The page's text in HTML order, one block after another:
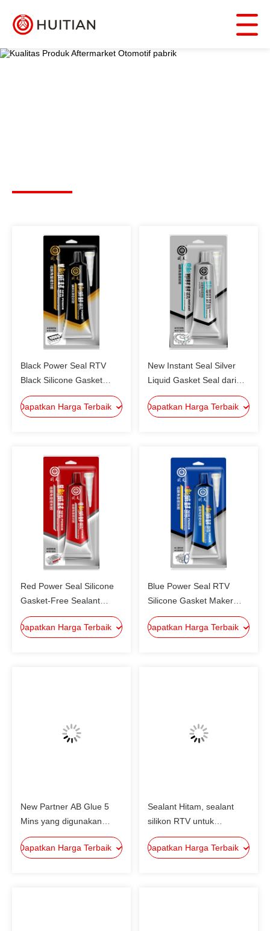
Black Power Seal RTV
Black Silicone Gasket
Maker, TOP1 di Cina,
Kinerja Tinggi Dan Biaya
Dapatkan Harga Terbaik
New Instant Seal Silver
Liquid Gasket Seal dari
peralatan mekanik, poros
mikro dan menengah,
Dapatkan Harga Terbaik
Red Power Seal Silicone
Gasket-Free Sealant
untuk High-Performance
Engineering Adhesive
Dapatkan Harga Terbaik
Blue Power Seal RTV
Silicone Gasket Maker
Untuk Mesin Seal, High
Heat RTV Silicone Sealant
Dapatkan Harga Terbaik
New Partner AB Glue 5
Mins yang digunakan
untuk penyatuan diri dan
saling penyatuan logam,
Dapatkan Harga Terbaik
Sealant Hitam, sealant
silikon RTV untuk
perbaikan mobil: 55g / pc,
110g / pc, Sealant
Dapatkan Harga Terbaik